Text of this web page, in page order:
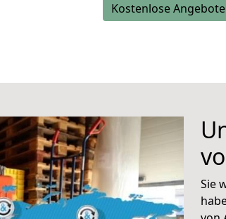
Kostenlose
Sie